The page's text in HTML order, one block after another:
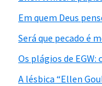
Em quem Deus
Será que pecado é
Os plágios de EGW:
A lésbica “Ellen